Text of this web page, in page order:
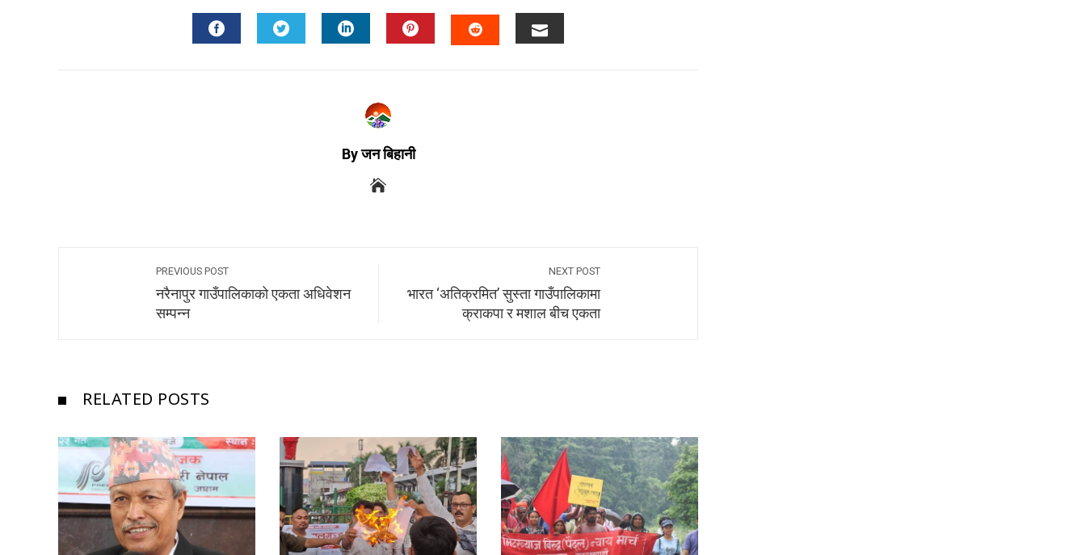
By जन बिहानी
PREVIOUS POST
नरैनापुर गाउँपालिकाको एकता अधिवेशन
सम्पन्न
NEXT POST
भारत ‘अतिक्रमित’ सुस्ता गाउँपालिकामा
क्राकपा र मशाल बीच एकता
RELATED POSTS